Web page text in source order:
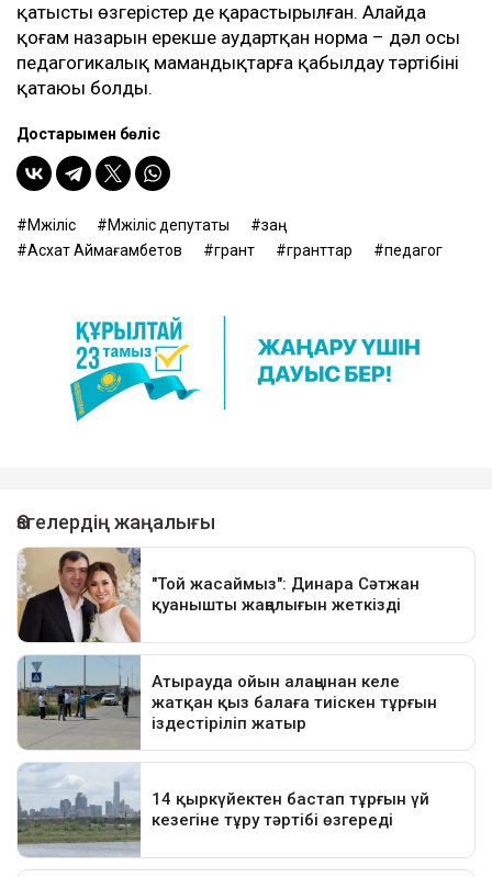
қатысты өзгерістер де қарастырылған. Алайда
қоғам назарын ерекше аудартқан норма – дәл осы
педагогикалық мамандықтарға қабылдау тәртібінің
қатаюы болды.
Достарыңмен бөліс
Мәжіліс Мәжіліс депутаты
заң
Асхат Аймағамбетов
грант гранттар педагог